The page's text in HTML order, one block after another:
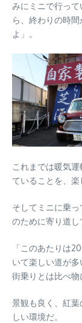
みにミニで行っ
ら、終わりの時
よ」。
これまでは暖気
ていることを、楽
そしてミニに乗
のために寄り道し
「このあたりは
いて楽しい道が
街乗りとは比べ物
景観も良く、紅
しい環境だ。